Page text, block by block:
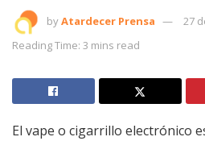
byAtardecer Prensa
27
Reading Time: 3 mins read
El vape o cigarrillo electrónico